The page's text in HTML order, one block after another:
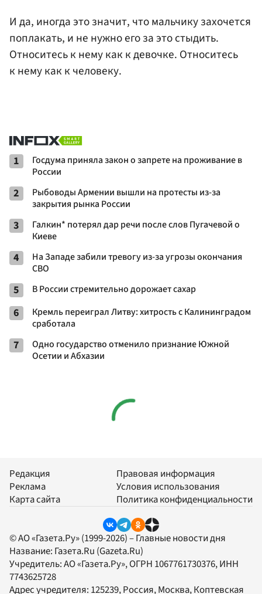
И да, иногда это значит, что мальчику захочется
поплакать, и не нужно его за это стыдить.
Относитесь к нему как к девочке. Относитесь
к нему как к человеку.
1
Госдума приняла закон о запрете на проживание в
России
2
Рыбоводы Армении вышли на протесты из-за
закрытия рынка России
3
Галкин* потерял дар речи после слов Пугачевой о
Киеве
4
На Западе забили тревогу из-за угрозы окончания
СВО
5 В России стремительно дорожает сахар
6
Кремль переиграл Литву: хитрость с Калининградом
сработала
7
Одно государство отменило признание Южной
Осетии и Абхазии
Редакция
Реклама
Карта сайта
Правовая информация
Условия использования
Политика конфиденциальности
© АО «Газета.Ру» (1999-2026) – Главные новости дня
Название: Газета.Ru (Gazeta.Ru)
Учредитель:АО «Газета.Ру», ОГРН 1067761730376, ИНН
7743625728
Адрес учредителя: 125239, Россия, Москва, Коптевская